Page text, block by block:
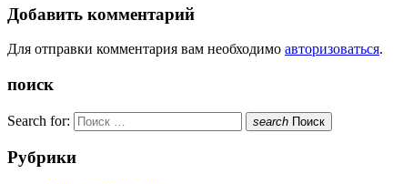
Добавить комментарий
Для отправки комментария вам необходимо авторизоваться.
поиск
Search for: search Поиск
Рубрики